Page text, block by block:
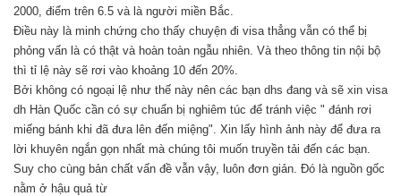
2000, điểm trên 6.5 và là người miền Bắc.
Điều này là minh chứng cho thấy chuyện đi visa thẳng vẫn có thể bị
phỏng vấn là có thật và hoàn toàn ngẫu nhiên. Và theo thông tin nội bộ
thì tỉ lệ này sẽ rơi vào khoảng 10 đến 20%.
Bởi không có ngoại lệ như thế này nên các bạn dhs đang và sẽ xin visa
dh Hàn Quốc cần có sự chuẩn bị nghiêm túc để tránh việc " đánh rơi
miếng bánh khi đã đưa lên đến miệng". Xin lấy hình ảnh này để đưa ra
lời khuyên ngắn gọn nhất mà chúng tôi muốn truyền tải đến các bạn.
Suy cho cùng bản chất vấn đề vẫn vậy, luôn đơn giản. Đó là nguồn gốc
nằm ở hậu quả từ